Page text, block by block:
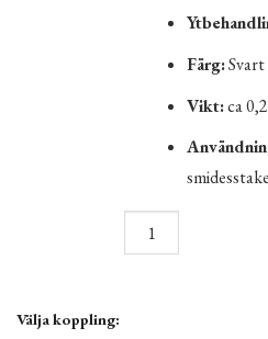
Färg:Svart
Vikt:ca
Välja koppling: